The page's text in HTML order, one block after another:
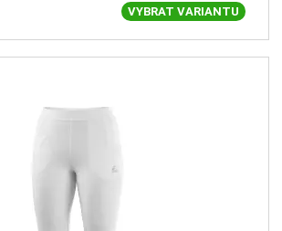
VYBRAT VARIANTU